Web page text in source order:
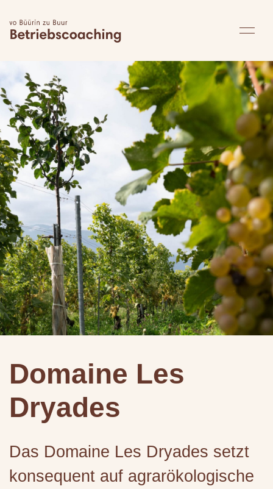
Domaine Les
Dryades
Das Domaine Les Dryades setzt
konsequent auf agrarökologische